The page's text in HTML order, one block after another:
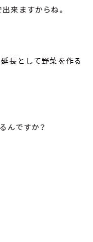
来ますからね。
長として野菜を作る
んですか？